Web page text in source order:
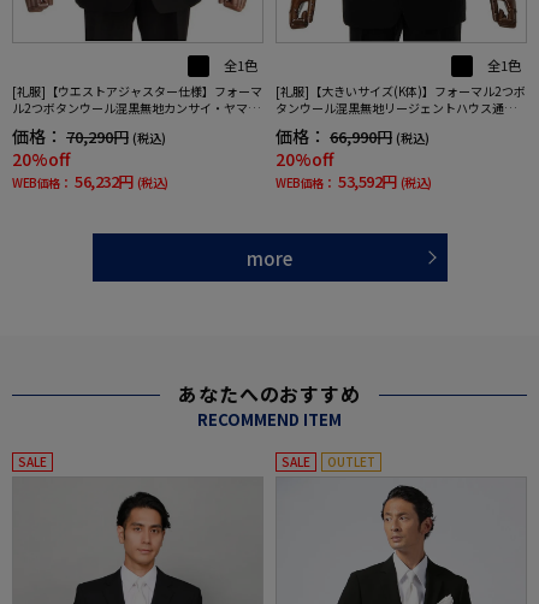
全1色
[礼服]【ウエストアジャスター仕様】フォーマ
ル2つボタンウール混黒無地カンサイ・ヤマモ
ト通年礼服【定番】
価格： 70,290円 (税込)
20%off
WEB価格： 56,232円 (税込)
全1色
[礼服]【大きいサイズ(K体)】フォーマル2つボ
タンウール混黒無地リージェントハウス通年
礼服【定番】
価格： 66,990円 (税込)
20%off
WEB価格： 53,592円 (税込)
more
あなたへのおすすめ
RECOMMEND ITEM
SALE SALE OUTLET